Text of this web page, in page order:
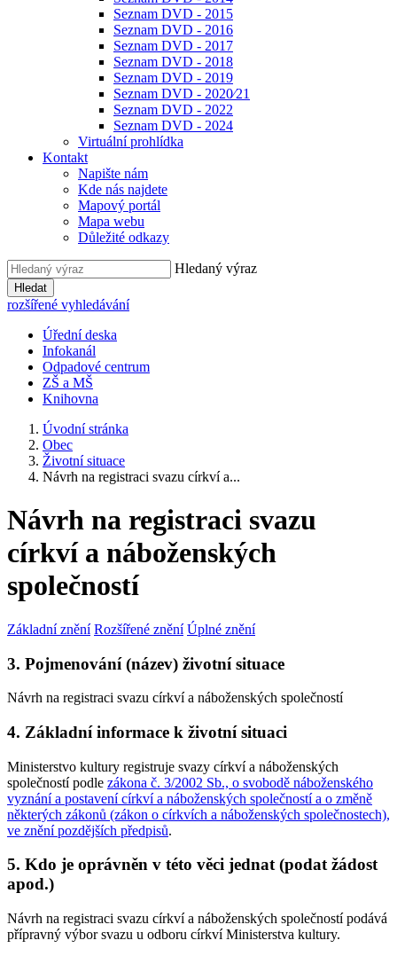
Seznam DVD - 2015
Seznam DVD - 2016
Seznam DVD - 2017
Seznam DVD - 2018
Seznam DVD - 2019
Seznam DVD - 2020⁄21
Seznam DVD - 2022
Seznam DVD - 2024
Virtuální prohlídka
Kontakt
Napište nám
Kde nás najdete
Mapový portál
Mapa webu
Důležité odkazy
Hledaný výraz
Hledat
rozšířené vyhledávání
Úřední deska
Infokanál
Odpadové centrum
ZŠ a MŠ
Knihovna
Úvodní stránka
Obec
Životní situace
Návrh na registraci svazu církví a...
Návrh na registraci svazu
církví a náboženských
společností
Základní znění Rozšířené znění Úplné znění
3. Pojmenování (název) životní situace
Návrh na registraci svazu církví a náboženských společností
4. Základní informace k životní situaci
Ministerstvo kultury registruje svazy církví a náboženských
společností podle zákona č. 3/2002 Sb., o svobodě náboženského
vyznání a postavení církví a náboženských společností a o změně
některých zákonů (zákon o církvích a náboženských společnostech),
ve znění pozdějších předpisů.
5. Kdo je oprávněn v této věci jednat (podat žádost
apod.)
Návrh na registraci svazu církví a náboženských společností podává
přípravný výbor svazu u odboru církví Ministerstva kultury.